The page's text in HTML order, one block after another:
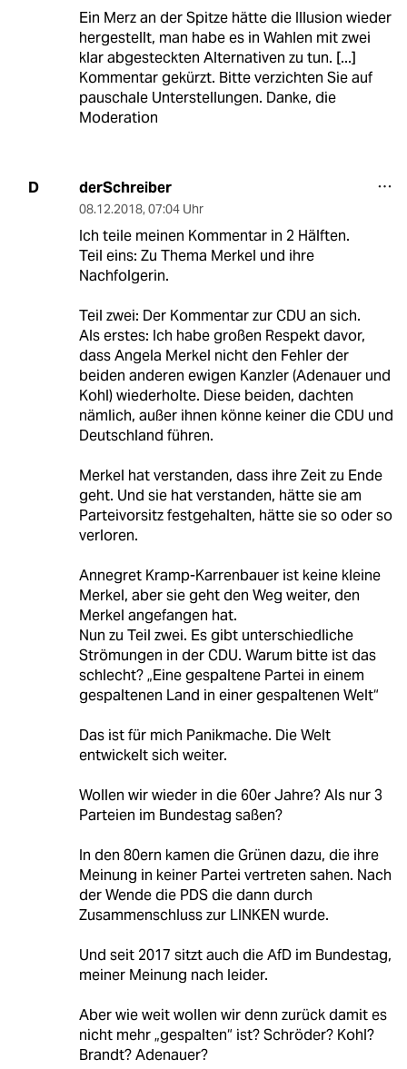
Ein Merz an der Spitze hätte die Illusion wieder
hergestellt, man habe es in Wahlen mit zwei
klar abgesteckten Alternativen zu tun. [...]
Kommentar gekürzt. Bitte verzichten Sie auf
pauschale Unterstellungen. Danke, die
Moderation
D derSchreiber
08.12.2018, 07:04 Uhr
Ich teile meinen Kommentar in 2 Hälften.
Teil eins: Zu Thema Merkel und ihre
Nachfolgerin.
Teil zwei: Der Kommentar zur CDU an sich.
Als erstes: Ich habe großen Respekt davor,
dass Angela Merkel nicht den Fehler der
beiden anderen ewigen Kanzler (Adenauer und
Kohl) wiederholte. Diese beiden, dachten
nämlich, außer ihnen könne keiner die CDU und
Deutschland führen.
Merkel hat verstanden, dass ihre Zeit zu Ende
geht. Und sie hat verstanden, hätte sie am
Parteivorsitz festgehalten, hätte sie so oder so
verloren.
Annegret Kramp-Karrenbauer ist keine kleine
Merkel, aber sie geht den Weg weiter, den
Merkel angefangen hat.
Nun zu Teil zwei. Es gibt unterschiedliche
Strömungen in der CDU. Warum bitte ist das
schlecht? „Eine gespaltene Partei in einem
gespaltenen Land in einer gespaltenen Welt“
Das ist für mich Panikmache. Die Welt
entwickelt sich weiter.
Wollen wir wieder in die 60er Jahre? Als nur 3
Parteien im Bundestag saßen?
In den 80ern kamen die Grünen dazu, die ihre
Meinung in keiner Partei vertreten sahen. Nach
der Wende die PDS die dann durch
Zusammenschluss zur LINKEN wurde.
Und seit 2017 sitzt auch die AfD im Bundestag,
meiner Meinung nach leider.
Aber wie weit wollen wir denn zurück damit es
nicht mehr „gespalten“ ist? Schröder? Kohl?
Brandt? Adenauer?